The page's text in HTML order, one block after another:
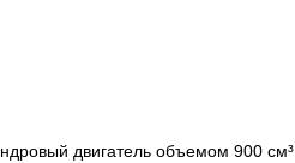
двигатель объемом 900 см³